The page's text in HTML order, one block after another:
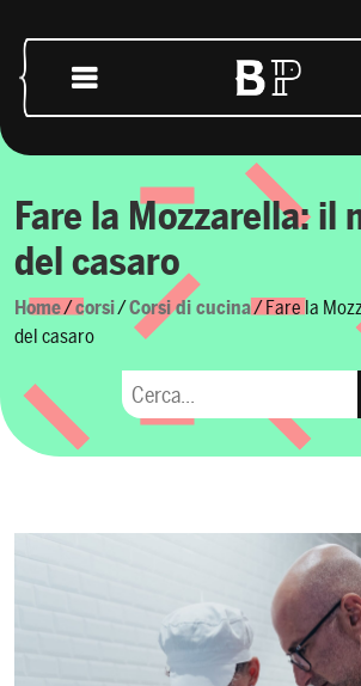
Main Navigation
Fare la Mozzarella: il
del casaro
Home/corsi/Corsi di cucina/ Fare la
del casaro